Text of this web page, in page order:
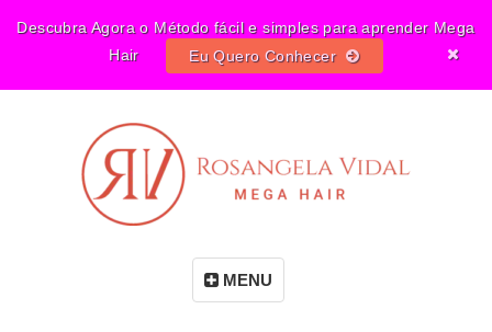
Descubra Agora o Método fácil e simples para aprender Mega
Hair
Eu Quero Conhecer
MENU